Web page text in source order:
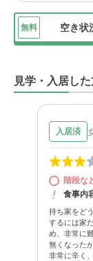
に会いに行く
もちろん、入
りしているか
また、叔母は
行く曜日が変
快く引き受け
家族とのコミ
くれるので、
あれば、さら
ています。
無料 空き状
見学・入居し
入居済
階段な
食事内
持ち家をど
するには家
め、非常に
無くなった
非常に辛く